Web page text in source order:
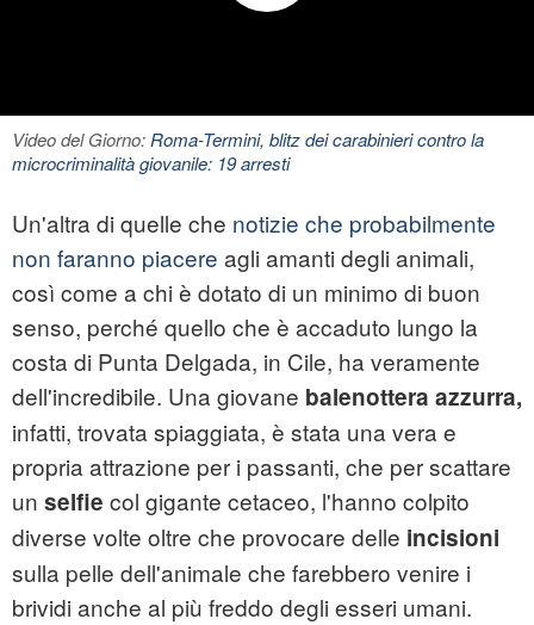
Video del Giorno:Roma-Termini, blitz dei carabinieri contro la
microcriminalità giovanile: 19 arresti
Un'altra di quelle che notizie che probabilmente
non faranno piacere agli amanti degli animali,
così come a chi è dotato di un minimo di buon
senso, perché quello che è accaduto lungo la
costa di Punta Delgada, in Cile, ha veramente
dell'incredibile. Una giovane balenottera azzurra,
infatti, trovata spiaggiata, è stata una vera e
propria attrazione per i passanti, che per scattare
un selfie col gigante cetaceo, l'hanno colpito
diverse volte oltre che provocare delle incisioni
sulla pelle dell'animale che farebbero venire i
brividi anche al più freddo degli esseri umani.